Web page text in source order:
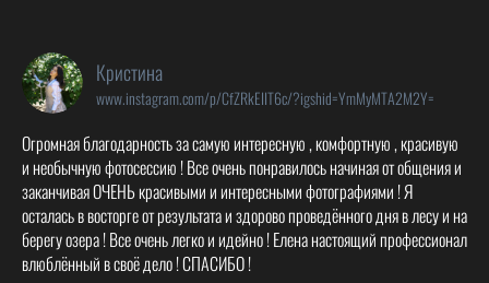
Кристина
www.instagram.com/p/CfZRkEIIT6c/?igshid=YmMyMTA2M2Y=
Огромная благодарность за самую интересную , комфортную , красивую
и необычную фотосессию ! Все очень понравилось начиная от общения и
заканчивая ОЧЕНЬ красивыми и интересными фотографиями ! Я
осталась в восторге от результата и здорово проведённого дня в лесу и на
берегу озера ! Все очень легко и идейно ! Елена настоящий профессионал
влюблённый в своё дело ! СПАСИБО !